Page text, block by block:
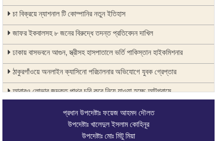
চা বিক্রয়ে ন্যাশনাল টি কোম্পানির নতুন ইতিহাস
জাফর ইকবালসহ ৮ জনের বিরুদ্ধে তদন্ত প্রতিবেদন দাখিল
ঢাকায় বাসভবনে আগুন, স্ত্রীসহ হাসপাতালে ভর্তি পাকিস্তান হাইকমিশনার
ঠাকুরগাঁওয়ে অনলাইন ক্যাসিনো পরিচালনার অভিযোগে যুবক গ্রেপ্তার
আবারও লোভার জব্দকৃত পাথর চুরি করে নিয়ে যাওয়া হচ্ছে আটগ্রামে
রাজনৈতিক নেতৃবৃন্দ ও সুধীজনদের সাথে কানাইঘাটের নবাগত ইউএনও’র মতবিনিময়
চলতি অর্থবছরই স্থানীয় সরকারের সব স্তরের নির্বাচন: সিলেট প্রতিমন্ত্রী
প্রধান উপদেষ্টাঃ ফয়েজ আহমদ দৌলত
উপদেষ্টাঃ খালেদুল ইসলাম কোহিনূর
উপদেষ্টাঃ মোঃ মিটু মিয়া